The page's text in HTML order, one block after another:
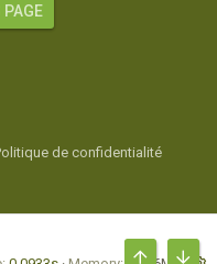
de confidentialité